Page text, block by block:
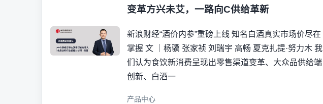
变革方兴未艾，一路向C供给革新
新浪财经“酒价内参”重磅上线 知名白酒真实市场价尽在
掌握 文 ｜杨骥 张家祯 刘瑞宇 高畅 夏克扎提·努力木 我
们认为食饮新消费呈现出零售渠道变革、大众品供给端
创新、白酒一
产品中心